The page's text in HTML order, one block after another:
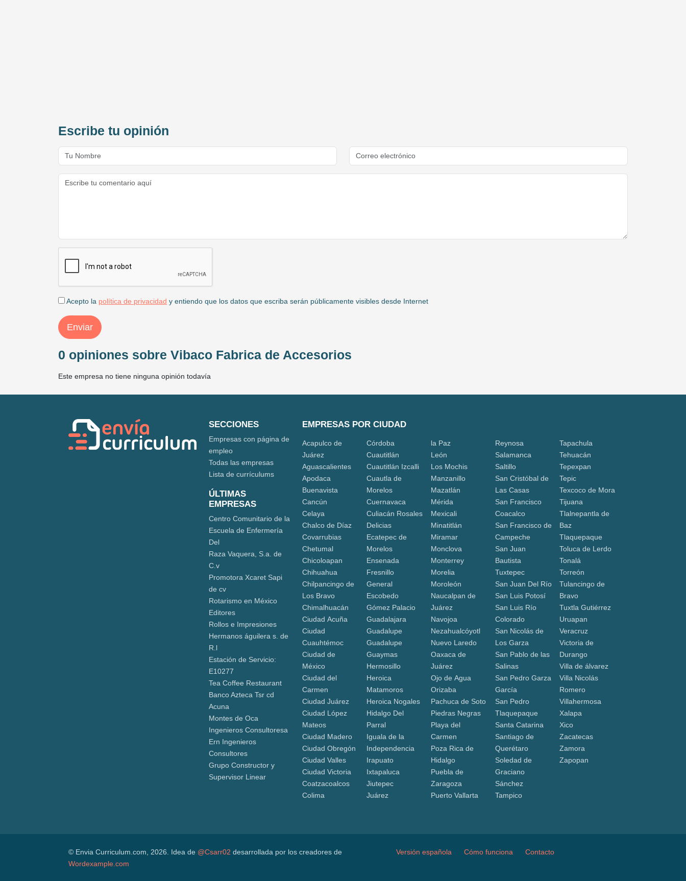
Escribe tu opinión
Acepto la política de privacidad y entiendo que los datos que escriba serán públicamente visibles desde Internet
Enviar
0 opiniones sobre Vibaco Fabrica de Accesorios
Este empresa no tiene ninguna opinión todavía
SECCIONES
Empresas con página de
empleo
Todas las empresas
Lista de currículums
ÚLTIMAS
EMPRESAS
Centro Comunitario de la
Escuela de Enfermería
Del
Raza Vaquera, S.a. de
C.v
Promotora Xcaret Sapi
de cv
Rotarismo en México
Editores
Rollos e Impresiones
Hermanos águilera s. de
R.l
Estación de Servicio:
E10277
Tea Coffee Restaurant
Banco Azteca Tsr cd
Acuna
Montes de Oca
Ingenieros Consultoresa
Ern Ingenieros
Consultores
Grupo Constructor y
Supervisor Linear
EMPRESAS POR CIUDAD
Acapulco de
Juárez
Aguascalientes
Apodaca
Buenavista
Cancún
Celaya
Chalco de Díaz
Covarrubias
Chetumal
Chicoloapan
Chihuahua
Chilpancingo de
Los Bravo
Chimalhuacán
Ciudad Acuña
Ciudad
Cuauhtémoc
Ciudad de
México
Ciudad del
Carmen
Ciudad Juárez
Ciudad López
Mateos
Ciudad Madero
Ciudad Obregón
Ciudad Valles
Ciudad Victoria
Coatzacoalcos
Colima
Córdoba
Cuautitlán
Cuautitlán Izcalli
Cuautla de
Morelos
Cuernavaca
Culiacán Rosales
Delicias
Ecatepec de
Morelos
Ensenada
Fresnillo
General
Escobedo
Gómez Palacio
Guadalajara
Guadalupe
Guadalupe
Guaymas
Hermosillo
Heroica
Matamoros
Heroica Nogales
Hidalgo Del
Parral
Iguala de la
Independencia
Irapuato
Ixtapaluca
Jiutepec
Juárez
la Paz
León
Los Mochis
Manzanillo
Mazatlán
Mérida
Mexicali
Minatitlán
Miramar
Monclova
Monterrey
Morelia
Moroleón
Naucalpan de
Juárez
Navojoa
Nezahualcóyotl
Nuevo Laredo
Oaxaca de
Juárez
Ojo de Agua
Orizaba
Pachuca de Soto
Piedras Negras
Playa del
Carmen
Poza Rica de
Hidalgo
Puebla de
Zaragoza
Puerto Vallarta
Reynosa
Salamanca
Saltillo
San Cristóbal de
Las Casas
San Francisco
Coacalco
San Francisco de
Campeche
San Juan
Bautista
Tuxtepec
San Juan Del Río
San Luis Potosí
San Luis Río
Colorado
San Nicolás de
Los Garza
San Pablo de las
Salinas
San Pedro Garza
García
San Pedro
Tlaquepaque
Santa Catarina
Santiago de
Querétaro
Soledad de
Graciano
Sánchez
Tampico
Tapachula
Tehuacán
Tepexpan
Tepic
Texcoco de Mora
Tijuana
Tlalnepantla de
Baz
Tlaquepaque
Toluca de Lerdo
Tonalá
Torreón
Tulancingo de
Bravo
Tuxtla Gutiérrez
Uruapan
Veracruz
Victoria de
Durango
Villa de álvarez
Villa Nicolás
Romero
Villahermosa
Xalapa
Xico
Zacatecas
Zamora
Zapopan
© Envia Curriculum.com, 2026. Idea de @Csarr02 desarrollada por los creadores de
Wordexample.com
Versión española Cómo funciona Contacto